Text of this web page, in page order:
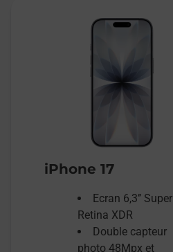
iPhone 17
Ecran 6,3’’ Super
Retina XDR
Double capteur
photo 48Mpx et